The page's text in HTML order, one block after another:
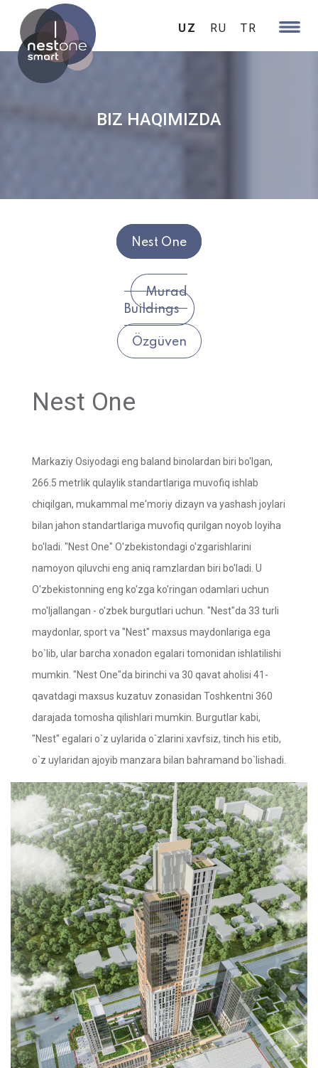
UZ RU TR
BIZ HAQIMIZDA
Nest One
Murad
Buildings
Özgüven
Nest One
Markaziy Osiyodagi eng baland binolardan biri bo'lgan,
266.5 metrlik qulaylik standartlariga muvofiq ishlab
chiqilgan, mukammal me'moriy dizayn va yashash joylari
bilan jahon standartlariga muvofiq qurilgan noyob loyiha
bo'ladi. "Nest One" O'zbekistondagi o'zgarishlarini
namoyon qiluvchi eng aniq ramzlardan biri bo'ladi. U
O'zbekistonning eng ko'zga ko'ringan odamlari uchun
mo'ljallangan - o'zbek burgutlari uchun. "Nest"da 33 turli
maydonlar, sport va "Nest" maxsus maydonlariga ega
bo`lib, ular barcha xonadon egalari tomonidan ishlatilishi
mumkin. "Nest One"da birinchi va 30 qavat aholisi 41-
qavatdagi maxsus kuzatuv zonasidan Toshkentni 360
darajada tomosha qilishlari mumkin. Burgutlar kabi,
"Nest" egalari o`z uylarida o`zlarini xavfsiz, tinch his etib,
o`z uylaridan ajoyib manzara bilan bahramand bo`lishadi.